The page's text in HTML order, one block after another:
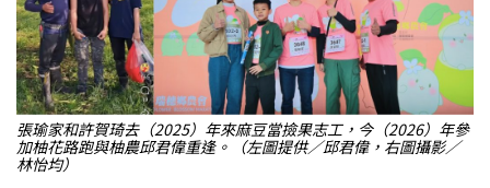
張瑜家和許賀琦去（2025）年來麻豆當撿果志工，今（2026）年參
加柚花路跑與柚農邱君偉重逢。（左圖提供／邱君偉，右圖攝影／
林怡均）